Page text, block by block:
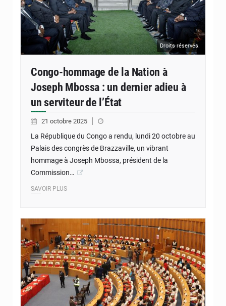
Droits réservés.
Congo-hommage de la Nation à
Joseph Mbossa : un dernier adieu à
un serviteur de l’État
21 octobre 2025
La République du Congo a rendu, lundi 20 octobre au
Palais des congrès de Brazzaville, un vibrant
hommage à Joseph Mbossa, président de la
Commission…
SAVOIR PLUS